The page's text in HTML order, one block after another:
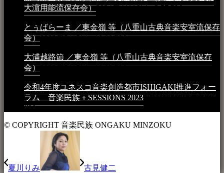
大濵用能流保存会）2024年4月16日 - 3:57 PM
とぅばらーま ／東金嶺 等（八重山古典音楽安室流保存
会）2023年5月5日 - 10:08 PM
大浦越路節 ／東金嶺 等（八重山古典音楽安室流保存
会）2023年5月5日 - 10:03 PM
令和4年度ユネスコ音楽創造都市ISHIGAKI推進フォー
ラム 音楽民族＋SESSIONS 20232023年4月4日 - 11:36
PM
© COPYRIGHT 音楽民族 ONGAKU MINZOKU
夏川りみ 古見健二